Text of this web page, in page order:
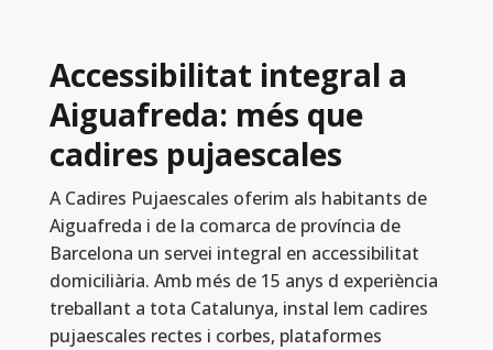
Accessibilitat integral a
Aiguafreda: més que
cadires pujaescales
A Cadires Pujaescales oferim als habitants de
Aiguafreda i de la comarca de província de
Barcelona un servei integral en accessibilitat
domiciliària. Amb més de 15 anys d experiència
treballant a tota Catalunya, instal lem cadires
pujaescales rectes i corbes, plataformes